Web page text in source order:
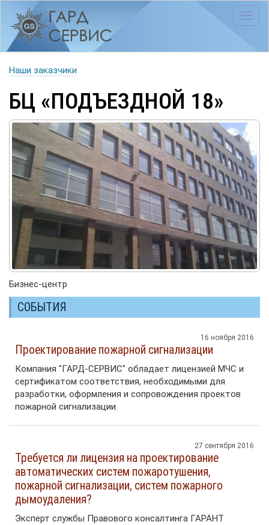
Наши заказчики
БЦ «ПОДЪЕЗДНОЙ 18»
Бизнес-центр
СОБЫТИЯ
16 ноября 2016
Проектирование пожарной сигнализации
Компания "ГАРД-СЕРВИС" обладает лицензией МЧС и
сертификатом соответствия, необходимыми для
разработки, оформления и сопровождения проектов
пожарной сигнализации.
27 сентября 2016
Требуется ли лицензия на проектирование
автоматических систем пожаротушения,
пожарной сигнализации, систем пожарного
дымоудаления?
Эксперт службы Правового консалтинга ГАРАНТ